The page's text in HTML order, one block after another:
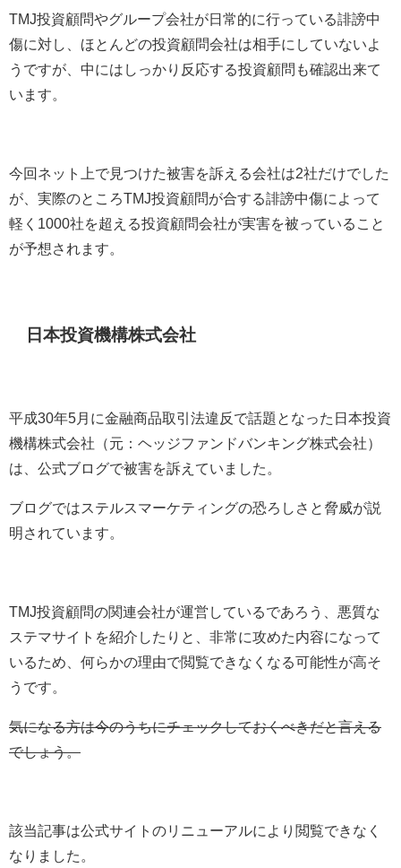
TMJ投資顧問やグループ会社が日常的に行っている誹謗中
傷に対し、ほとんどの投資顧問会社は相手にしていないよ
うですが、中にはしっかり反応する投資顧問も確認出来て
います。
今回ネット上で見つけた被害を訴える会社は2社だけでした
が、実際のところTMJ投資顧問が合する誹謗中傷によって
軽く1000社を超える投資顧問会社が実害を被っていること
が予想されます。
日本投資機構株式会社
平成30年5月に金融商品取引法違反で話題となった日本投資
機構株式会社（元：ヘッジファンドバンキング株式会社）
は、公式ブログで被害を訴えていました。
ブログではステルスマーケティングの恐ろしさと脅威が説
明されています。
TMJ投資顧問の関連会社が運営しているであろう、悪質な
ステマサイトを紹介したりと、非常に攻めた内容になって
いるため、何らかの理由で閲覧できなくなる可能性が高そ
うです。
気になる方は今のうちにチェックしておくべきだと言える
でしょう。
該当記事は公式サイトのリニューアルにより閲覧できなく
なりました。